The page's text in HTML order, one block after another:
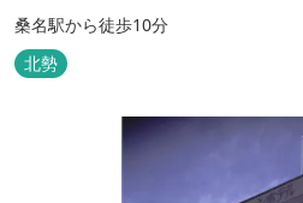
桑名駅から徒歩10分
北勢